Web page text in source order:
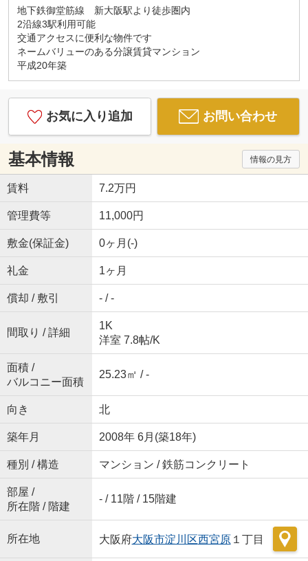
地下鉄御堂筋線 新大阪駅より徒歩圏内
2沿線3駅利用可能
交通アクセスに便利な物件です
ネームバリューのある分譲賃貸マンション
平成20年築
お気に入り追加 お問い合わせ
基本情報 情報の見方
賃料 7.2万円
管理費等 11,000円
敷金(保証金) 0ヶ月(-)
礼金 1ヶ月
償却 / 敷引 - / -
間取り / 詳細
1K
洋室 7.8帖/K
面積 /
バルコニー面積
25.23㎡ / -
向き 北
築年月 2008年 6月(築18年)
種別 / 構造 マンション / 鉄筋コンクリート
部屋 /
所在階 / 階建
- / 11階 / 15階建
所在地 大阪府大阪市淀川区西宮原１丁目